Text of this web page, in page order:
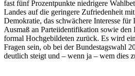
fast fünf Prozentpunkte niedrigere
Landes auf die geringere Zufriedenheit
Demokratie, das schwächere Interesse für
Ausmaß an Parteiidentifikation sowie den
formal Hochgebildeten zurück. Es wird
Fragen sein, ob bei der Bundestagswahl
deutlich steigt und – wenn ja – wem dies